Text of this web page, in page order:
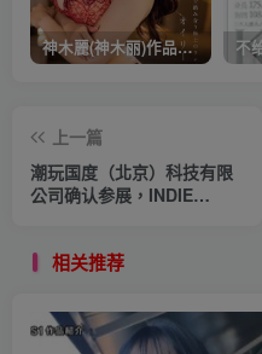
神木麗(神木丽)作品STARS-804发布！出道一周年，华丽布拉甲闪亮动人！【EV棋牌】
上一篇
潮玩国度（北京）科技有限
公司确认参展，INDIE
相关推荐